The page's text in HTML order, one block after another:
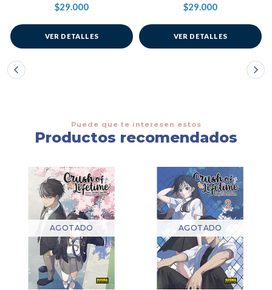
$29.000
VER DETALLES
$29.000
VER DETALLES
Puede que te interesen estos
Productos recomendados
AGOTADO AGOTADO